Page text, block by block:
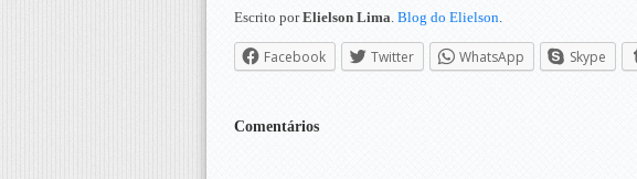
Escrito porElielson Lima Blog do Elielson
Facebook Twitter WhatsApp Skype
Comentários